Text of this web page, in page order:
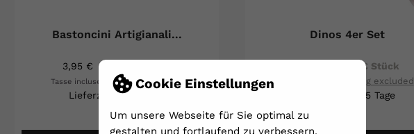
Cookie Einstellungen
Um unsere Webseite für Sie optimal zu
gestalten und fortlaufend zu verbessern,
Bastoncini Artigianali...
3,95 € 0,10 € je Stück
Tasse incluse Shipping excluded
Lieferzeit 2 - 5 Tage
Dinos 4er Set
7,24 € Stück
Shipping excluded
Lieferzeit 2 - 5 Tage